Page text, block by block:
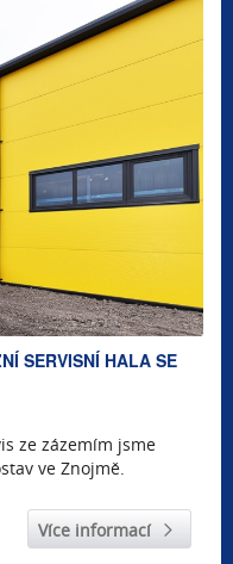
SERVISNÍ HALA SE
ze zázemím jsme
ve Znojmě.
Více informací